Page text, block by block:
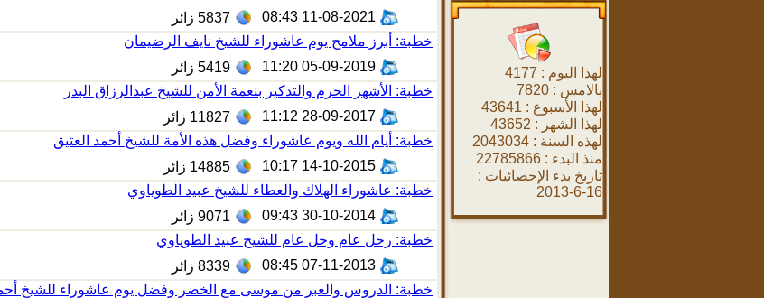
لهذا اليوم : 4177
بالامس : 7820
لهذا الأسبوع : 43641
لهذا الشهر : 43652
لهذه السنة : 2043034
منذ البدء : 22785866
تاريخ بدء الإحصائيات :
16-6-2013
11-08-2021 08:43
5837 زائر
خطبة: أبرز ملامح يوم عاشوراء للشيخ نايف الرضيمان
05-09-2019 11:20
5419 زائر
خطبة: الأشهر الحرم والتذكير بنعمة الأمن للشيخ عبدالرزاق البدر
28-09-2017 11:12
11827 زائر
خطبة: أيام الله ويوم عاشوراء وفضل هذه الأمة للشيخ أحمد العتيق
14-10-2015 10:17
14885 زائر
خطبة: عاشوراء الهلاك والعطاء للشيخ عبيد الطوياوي
30-10-2014 09:43
9071 زائر
خطبة: رحل عام وحل عام للشيخ عبيد الطوياوي
07-11-2013 08:45
8339 زائر
خطبة: الدروس والعبر من موسى مع الخضر وفضل يوم عاشوراء للشيخ